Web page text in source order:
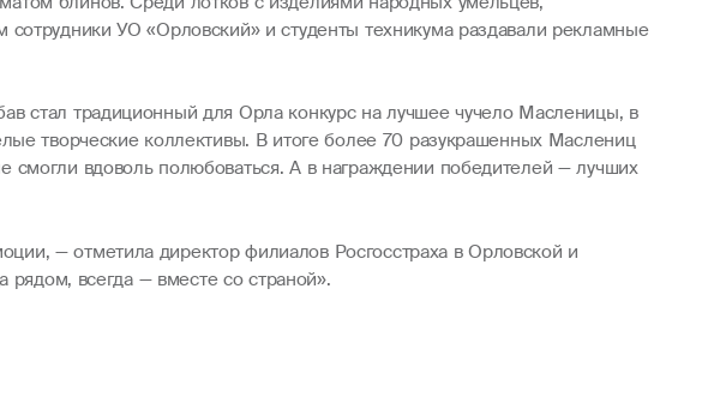
УО «Орловский» и студенты техникума раздавали рекламные
стал традиционный для Орла конкурс на лучшее чучело Масленицы, в
творческие коллективы. В итоге более 70 разукрашенных Маслениц
вдоволь полюбоваться. А в награждении победителей — лучших
— отметила директор филиалов Росгосстраха в Орловской и
рядом, всегда — вместе со страной».